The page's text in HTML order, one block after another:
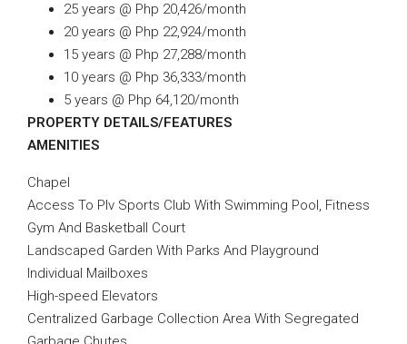
25 years @ Php 20,426/month
20 years @ Php 22,924/month
15 years @ Php 27,288/month
10 years @ Php 36,333/month
5 years @ Php 64,120/month
PROPERTY DETAILS/FEATURES
AMENITIES
Chapel
Access To Plv Sports Club With Swimming Pool, Fitness
Gym And Basketball Court
Landscaped Garden With Parks And Playground
Individual Mailboxes
High-speed Elevators
Centralized Garbage Collection Area With Segregated